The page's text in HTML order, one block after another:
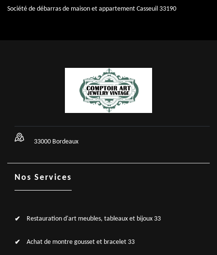
Société de débarras de maison et appartement Casseuil 33190
33000 Bordeaux
Nos Services
Restauration d'art meubles, tableaux et bijoux 33
Achat de montre gousset et bracelet 33